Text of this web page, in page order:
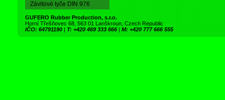
Závitové tyče DIN 976
GUFERO Rubber Production, s.r.o.
Horní Třešňovec 68, 563 01 Lanškroun, Czech Republic
IČO: 64791190 | T: +420 469 333 666 | M: +420 777 666 555